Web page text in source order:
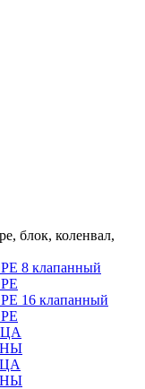
блок, коленвал,
8 клапанный
16 клапанный